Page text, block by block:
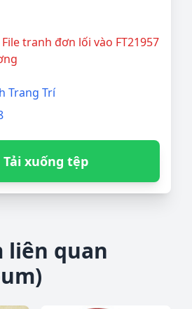
tranh đơn lối vào FT21957
Trang Trí
Tải xuống tệp
liên quan